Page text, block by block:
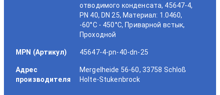
отводимого конденсата, 45647-4,
PN 40, DN 25, Материал: 1.0460,
-60°C - 450°C, Приварной встык,
Проходной
MPN (Артикул) 45647-4-pn-40-dn-25
Адрес
производителя
Mergelheide 56-60, 33758 Schloß
Holte-Stukenbrock